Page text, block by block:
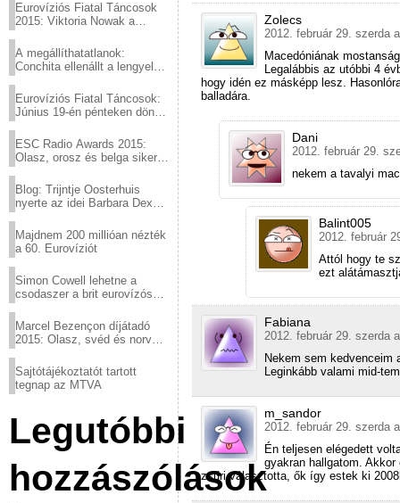
Eurovíziós Fiatal Táncosok
2015: Viktoria Nowak a
A megállíthatatlanok:
Conchita ellenállt a lengyel
Eurovíziós Fiatal Táncosok:
Június 19-én pénteken döntő
ESC Radio Awards 2015:
Olasz, orosz és belga siker,
Blog: Trijntje Oosterhuis
nyerte az idei Barbara Dex
Majdnem 200 millióan nézték
a 60. Eurovíziót
Simon Cowell lehetne a
csodaszer a brit eurovízós
Marcel Bezençon díjátadó
2015: Olasz, svéd és norvég
Sajtótájékoztatót tartott
tegnap az MTVA
Legutóbbi
hozzászólások
Zolecs
2012. február 29. szerda
Macedóniának
Legalábbis az utóbbi 4
hogy idén ez másképp lesz.
balladára.
Dani
2012. február 29.
nekem a tavalyi
Balint005
2012. február
Attól hogy te
ezt
Fabiana
2012. február 29. szerda
Nekem sem kedvenceim
Leginkább valami mid-
m_sandor
2012. február 29. szerda
Én teljesen elégedett
gyakran hallgatom.
zsűri választotta, ők így estek ki